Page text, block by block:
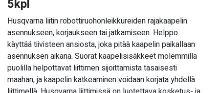
5kpl
Husqvarna liitin robottiruohonleikkureiden rajakaapelin
asennukseen, korjaukseen tai jatkamiseen. Helppo
käyttää tiivisteen ansiosta, joka pitää kaapelin paikallaan
asennuksen aikana. Suorat kaapelisisäkkeet molemmilla
puolilla helpottavat liittimen sijoittamista tasaisesti
maahan, ja kaapelin katkeaminen voidaan korjata yhdellä